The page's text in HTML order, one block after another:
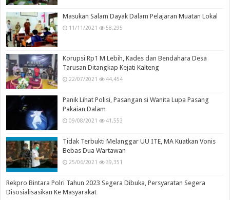
Masukan Salam Dayak Dalam Pelajaran Muatan Lokal
11/11/2021 58,295
Korupsi Rp1 M Lebih, Kades dan Bendahara Desa
Tarusan Ditangkap Kejati Kalteng
22/07/2021 44,454
Panik Lihat Polisi, Pasangan si Wanita Lupa Pasang
Pakaian Dalam
09/08/2021 41,553
Tidak Terbukti Melanggar UU ITE, MA Kuatkan Vonis
Bebas Dua Wartawan
25/06/2021 39,351
Rekpro Bintara Polri Tahun 2023 Segera Dibuka, Persyaratan Segera
Disosialisasikan Ke Masyarakat